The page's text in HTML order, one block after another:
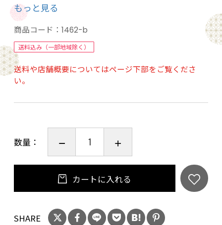
再弱風（20）7m/s （5段階切
替）
【使用環境温度】-10℃〜50℃
【USBポート入出力】入力TypeC 出力USB
A（60cmコード付属）
【充電サイクル寿命※】約300〜500サイクル
【材 質】ABS・ステンレス鋼
【重 量】約125ｇ
【付属品】・本体
・充電用USBケーブル（Type-C）
・首掛けストラップ
もっと見る
商品コード： 1462-b
送料込み（一部地域除く）
送料や店舗概要についてはページ下部をご覧くださ
い。
数量：
カートに入れる
SHARE